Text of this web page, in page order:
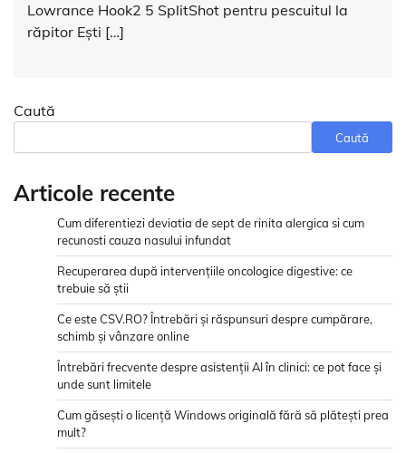
Lowrance Hook2 5 SplitShot pentru pescuitul la
răpitor Ești […]
Caută
Caută
Articole recente
Cum diferentiezi deviatia de sept de rinita alergica si cum
recunosti cauza nasului infundat
Recuperarea după intervențiile oncologice digestive: ce
trebuie să știi
Ce este CSV.RO? Întrebări și răspunsuri despre cumpărare,
schimb și vânzare online
Întrebări frecvente despre asistenții AI în clinici: ce pot face și
unde sunt limitele
Cum găsești o licență Windows originală fără să plătești prea
mult?